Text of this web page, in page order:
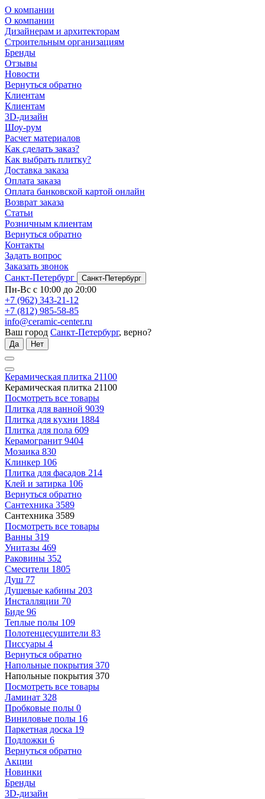
О компании
О компании
Дизайнерам и архитекторам
Строительным организациям
Бренды
Отзывы
Новости
Вернуться обратно
Клиентам
Клиентам
3D-дизайн
Шоу-рум
Расчет материалов
Как сделать заказ?
Как выбрать плитку?
Доставка заказа
Оплата заказа
Оплата банковской картой онлайн
Возврат заказа
Статьи
Розничным клиентам
Вернуться обратно
Контакты
Задать вопрос
Заказать звонок
Санкт-Петербург
Санкт-Петербург
Пн-Вс с 10:00 до 20:00
+7 (962) 343-21-12
+7 (812) 985-58-85
info@ceramic-center.ru
Ваш город Санкт-Петербург, верно?
Да Нет
Керамическая плитка 21100
Керамическая плитка 21100
Посмотреть все товары
Плитка для ванной 9039
Плитка для кухни 1884
Плитка для пола 609
Керамогранит 9404
Мозаика 830
Клинкер 106
Плитка для фасадов 214
Клей и затирка 106
Вернуться обратно
Сантехника 3589
Сантехника 3589
Посмотреть все товары
Ванны 319
Унитазы 469
Раковины 352
Смесители 1805
Душ 77
Душевые кабины 203
Инсталляции 70
Биде 96
Теплые полы 109
Полотенцесушители 83
Писсуары 4
Вернуться обратно
Напольные покрытия 370
Напольные покрытия 370
Посмотреть все товары
Ламинат 328
Пробковые полы 0
Виниловые полы 16
Паркетная доска 19
Подложки 6
Вернуться обратно
Акции
Новинки
Бренды
3D-дизайн